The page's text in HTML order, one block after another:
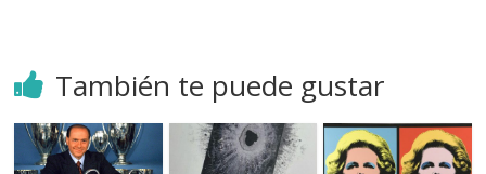
También te puede gustar